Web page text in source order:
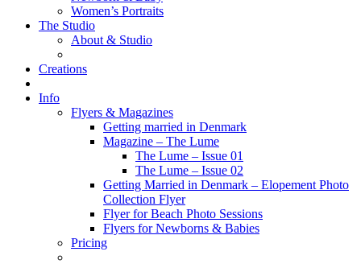
Women’s Portraits
The Studio
About & Studio
Creations
Info
Flyers & Magazines
Getting married in Denmark
Magazine – The Lume
The Lume – Issue 01
The Lume – Issue 02
Getting Married in Denmark – Elopement Photo
Collection Flyer
Flyer for Beach Photo Sessions
Flyers for Newborns & Babies
Pricing